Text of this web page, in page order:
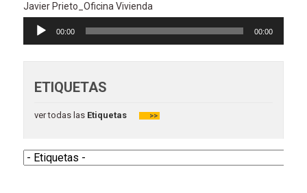
Javier Prieto_Oficina Vivienda
Reproductor
00:00 00:00
ETIQUETAS
ver todas las Etiquetas >>